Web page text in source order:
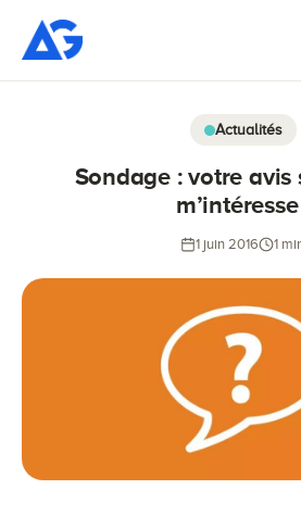
Actualités
Sondage : votre
1 juin 2016 1